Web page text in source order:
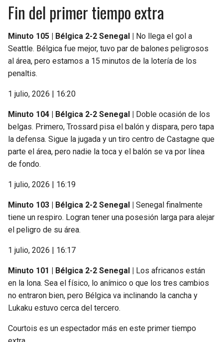
Fin del primer tiempo extra
Minuto 105 | Bélgica 2-2 Senegal | No llega el gol a
Seattle. Bélgica fue mejor, tuvo par de balones peligrosos
al área, pero estamos a 15 minutos de la lotería de los
penaltis.
1 julio, 2026 | 16:20
Minuto 104 | Bélgica 2-2 Senegal | Doble ocasión de los
belgas. Primero, Trossard pisa el balón y dispara, pero tapa
la defensa. Sigue la jugada y un tiro centro de Castagne que
parte el área, pero nadie la toca y el balón se va por línea
de fondo.
1 julio, 2026 | 16:19
Minuto 103 | Bélgica 2-2 Senegal | Senegal finalmente
tiene un respiro. Logran tener una posesión larga para alejar
el peligro de su área.
1 julio, 2026 | 16:17
Minuto 101 | Bélgica 2-2 Senegal | Los africanos están
en la lona. Sea el físico, lo anímico o que los tres cambios
no entraron bien, pero Bélgica va inclinando la cancha y
Lukaku estuvo cerca del tercero.
Courtois es un espectador más en este primer tiempo